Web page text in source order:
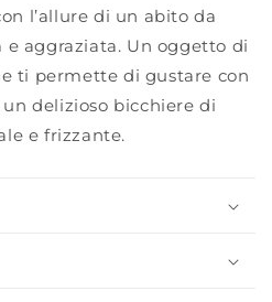
l’allure di un abito da
e aggraziata. Un oggetto di
ti permette di gustare con
delizioso bicchiere di
e frizzante.